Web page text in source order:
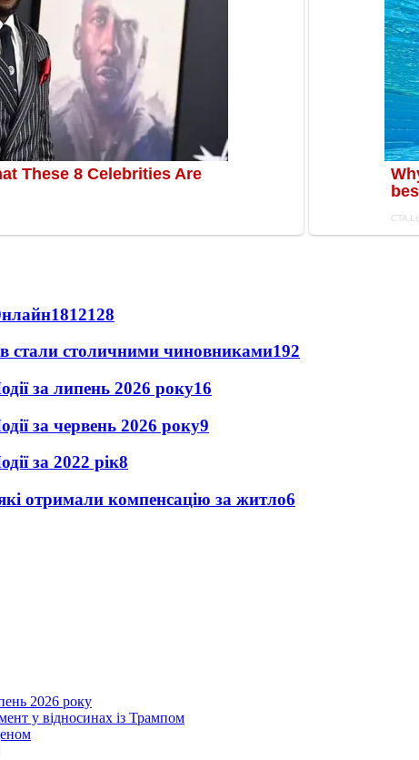
1812128
стали столичними чиновниками192
за липень 2026 року16
за червень 2026 року9
за 2022 рік8
отримали компенсацію за житло6
2026 року
у відносинах із Трампом